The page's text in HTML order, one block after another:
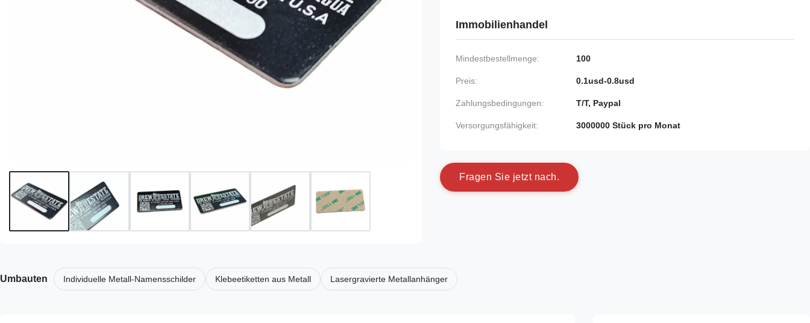
Immobilienhandel
Mindestbestellmenge: 100
Preis: 0.1usd-0.8usd
Zahlungsbedingungen: T/T, Paypal
Versorgungsfähigkeit: 3000000 Stück pro Monat
Fragen Sie jetzt nach.
Umbauten Individuelle Metall-Namensschilder Klebeetiketten aus Metall Lasergravierte Metallanhänger